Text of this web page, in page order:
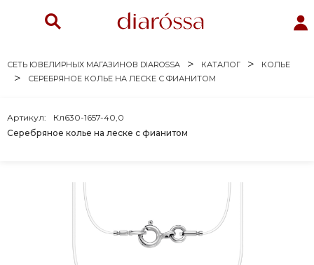
СЕТЬ ЮВЕЛИРНЫХ МАГАЗИНОВ DIAROSSA КАТАЛОГ
КОЛЬЕ
СЕРЕБРЯНОЕ КОЛЬЕ НА ЛЕСКЕ С ФИАНИТОМ
Серебряное колье на леске с фианитом
Артикул: Кл630-1657-40,0